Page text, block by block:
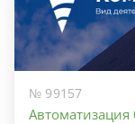
№ 99157
Автоматизация